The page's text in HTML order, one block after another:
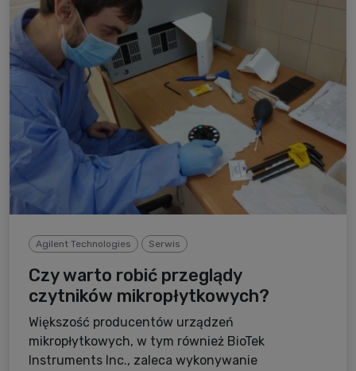
Agilent Technologies Serwis
Czy warto robić przeglądy
czytników mikropłytkowych?
Większość producentów urządzeń
mikropłytkowych, w tym również BioTek
Instruments Inc., zaleca wykonywanie